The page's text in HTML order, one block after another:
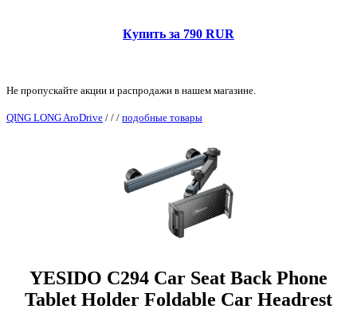
Купить за 790 RUR
Не пропускайте акции и распродажи в нашем магазине.
QING LONG AroDrive / / / подобные товары
YESIDO C294 Car Seat Back Phone
Tablet Holder Foldable Car Headrest